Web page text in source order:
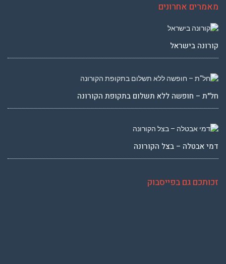
מאמרים אחרונים
קורונה בישראל
חל"ת – חופשה ללא תשלום בתקופת הקורונה
דמי אבטלה – בצל הקורונה
זכותכם גם בפייסבוק